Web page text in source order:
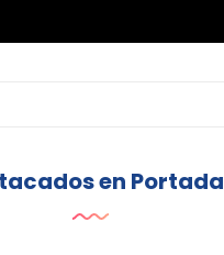
en Portada